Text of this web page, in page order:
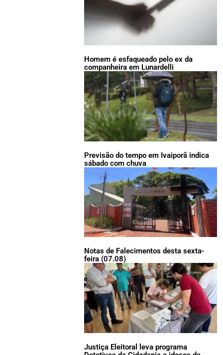
Homem é esfaqueado pelo ex da
companheira em Lunardelli
Previsão do tempo em Ivaiporã indica
sábado com chuva
Notas de Falecimentos desta sexta-
feira (07.08)
Justiça Eleitoral leva programa